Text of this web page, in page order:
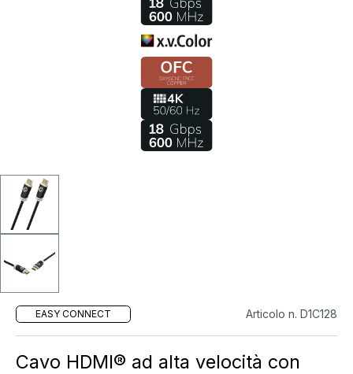
EASY CONNECT Articolo n. D1C128
Cavo HDMI® ad alta velocità con